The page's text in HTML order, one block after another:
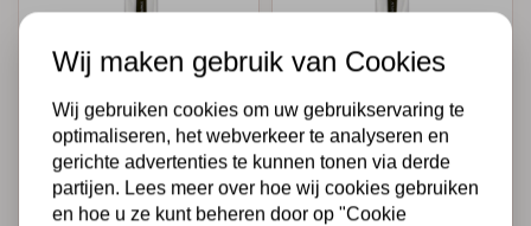
STAMPERIA
Flat brush size 2"
€11,95 Op voorraad
STAMPERIA
Standarino brush
size 8
€4,75 Op voorraad
Wij maken gebruik van Cookies
Wij gebruiken cookies om uw gebruikservaring te
optimaliseren, het webverkeer te analyseren en
gerichte advertenties te kunnen tonen via derde
partijen. Lees meer over hoe wij cookies gebruiken
en hoe u ze kunt beheren door op "Cookie